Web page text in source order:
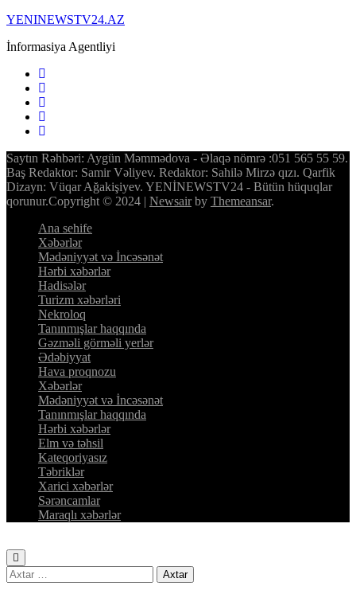
YENINEWSTV24.AZ
İnformasiya Agentliyi
Saytın Rəhbəri: Aygün Məmmədova - Əlaqə nömrə :051 565 55 59.
Baş Redaktor: Samir Vəliyev. Redaktor: Sahilə Mirzə qızı. Qarfik
Dizayn: Vüqar Ağakişiyev. YENİNEWSTV24 - Bütün hüquqlar
qorunur.Copyright © 2024 | Newsairby Themeansar.
Ana sehife
Xəbərlər
Mədəniyyət və İncəsənət
Hərbi xəbərlər
Hadisələr
Turizm xəbərləri
Nekroloq
Tanınmışlar haqqında
Gəzməli görməli yerlər
Ədəbiyyat
Hava proqnozu
Xəbərlər
Mədəniyyət və İncəsənət
Tanınmışlar haqqında
Hərbi xəbərlər
Elm və təhsil
Kateqoriyasız
Təbriklər
Xarici xəbərlər
Sərəncamlar
Maraqlı xəbərlər
Axtarış: